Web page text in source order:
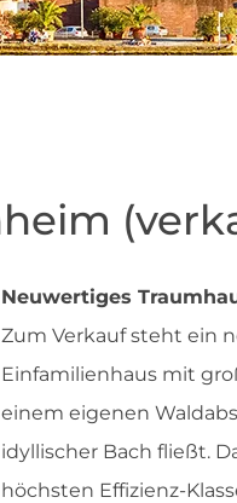
Neuwertiges
Zum Verkauf steht ein
Einfamilienhaus mit
einem eigenen
idyllischer Bach fließt.
höchsten Effizienz-